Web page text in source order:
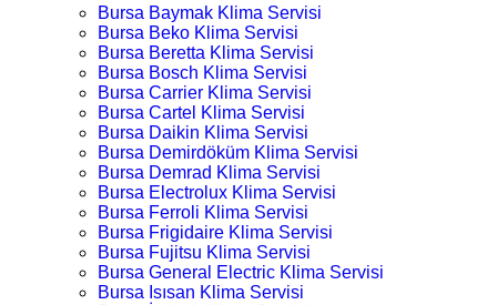
Bursa Baymak Klima Servisi
Bursa Beko Klima Servisi
Bursa Beretta Klima Servisi
Bursa Bosch Klima Servisi
Bursa Carrier Klima Servisi
Bursa Cartel Klima Servisi
Bursa Daikin Klima Servisi
Bursa Demirdöküm Klima Servisi
Bursa Demrad Klima Servisi
Bursa Electrolux Klima Servisi
Bursa Ferroli Klima Servisi
Bursa Frigidaire Klima Servisi
Bursa Fujitsu Klima Servisi
Bursa General Electric Klima Servisi
Bursa Isısan Klima Servisi